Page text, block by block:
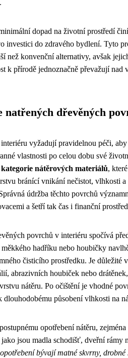
dopad na životní prostředí
investici do zdravého bydlení. Tyto
než konvenční alternativy, avšak
k přírodě jednoznačně převažují nad
natřených dřevěných
vyžadují pravidelnou péči,
vlastnosti po celou dobu své
nátěrových materiálů,
bránící vnikání nečistot, vlhkosti a
údržba těchto povrchů
a šetří tak čas i finanční
povrchů v interiéru spočívá
hadříku nebo houbičky
čisticího prostředku. Je důležité
abrazivních houbiček nebo
nátěru. Po očištění je vhodné
dlouhodobému působení vlhkosti na
opotřebení nátěru, zejména
jsou madla schodišť, dveřní rámy
bývají matné skvrny, drobné